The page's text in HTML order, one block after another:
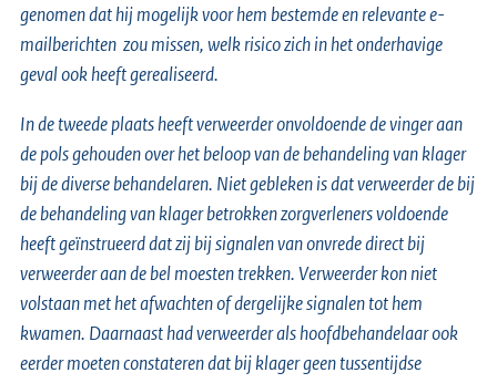
genomen dat hij mogelijk voor hem bestemde en relevante e-
mailberichten zou missen, welk risico zich in het onderhavige
geval ook heeft gerealiseerd.
In de tweede plaats heeft verweerder onvoldoende de vinger aan
de pols gehouden over het beloop van de behandeling van klager
bij de diverse behandelaren. Niet gebleken is dat verweerder de bij
de behandeling van klager betrokken zorgverleners voldoende
heeft geïnstrueerd dat zij bij signalen van onvrede direct bij
verweerder aan de bel moesten trekken. Verweerder kon niet
volstaan met het afwachten of dergelijke signalen tot hem
kwamen. Daarnaast had verweerder als hoofdbehandelaar ook
eerder moeten constateren dat bij klager geen tussentijdse